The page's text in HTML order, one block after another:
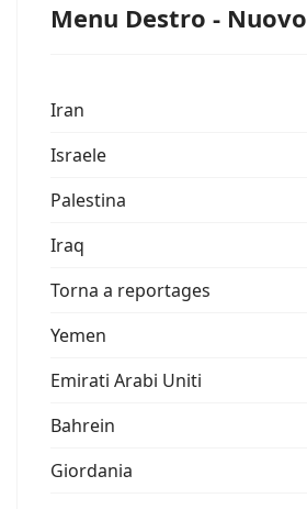
Menu Destro - Nuovo
Iran
Israele
Palestina
Iraq
Torna a reportages
Yemen
Emirati Arabi Uniti
Bahrein
Giordania